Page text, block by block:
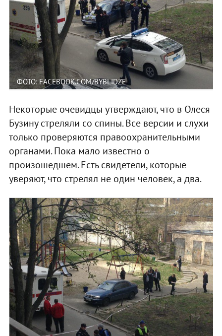
ФОТО: FACEBOOK.COM/BYBLIDZE
Некоторые очевидцы утверждают, что в Олеся
Бузину стреляли со спины. Все версии и слухи
только проверяются правоохранительными
органами. Пока мало известно о
произошедшем. Есть свидетели, которые
уверяют, что стрелял не один человек, а два.